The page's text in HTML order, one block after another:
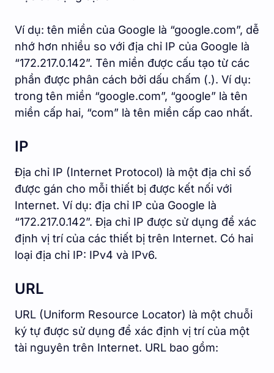
Ví dụ: tên miền của Google là “google.com”, dễ
nhớ hơn nhiều so với địa chỉ IP của Google là
“172.217.0.142”. Tên miền được cấu tạo từ các
phần được phân cách bởi dấu chấm (.). Ví dụ:
trong tên miền “google.com”, “google” là tên
miền cấp hai, “com” là tên miền cấp cao nhất.
IP
Địa chỉ IP (Internet Protocol) là một địa chỉ số
được gán cho mỗi thiết bị được kết nối với
Internet. Ví dụ: địa chỉ IP của Google là
“172.217.0.142”. Địa chỉ IP được sử dụng để xác
định vị trí của các thiết bị trên Internet. Có hai
loại địa chỉ IP: IPv4 và IPv6.
URL
URL (Uniform Resource Locator) là một chuỗi
ký tự được sử dụng để xác định vị trí của một
tài nguyên trên Internet. URL bao gồm: